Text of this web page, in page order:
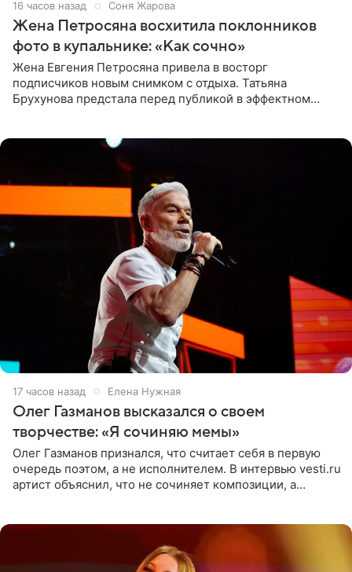
16 часов назад Соня Жарова
Жена Петросяна восхитила поклонников
фото в купальнике: «Как сочно»
Жена Евгения Петросяна привела в восторг
подписчиков новым снимком с отдыха. Татьяна
Брухунова предстала перед публикой в эффектном
17 часов назад Елена Нужная
Олег Газманов высказался о своем
творчестве: «Я сочиняю мемы»
Олег Газманов признался, что считает себя в первую
очередь поэтом, а не исполнителем. В интервью vesti.ru
артист объяснил, что не сочиняет композиции, а